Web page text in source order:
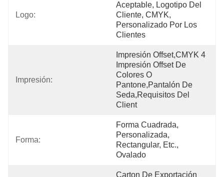
Logo:
Aceptable, Logotipo Del
Cliente, CMYK,
Personalizado Por Los
Clientes
Impresión:
Impresión Offset,CMYK 4
Impresión Offset De
Colores O
Pantone,Pantalón De
Seda,Requisitos Del
Client
Forma:
Forma Cuadrada,
Personalizada,
Rectangular, Etc.,
Ovalado
Carton De Exportación